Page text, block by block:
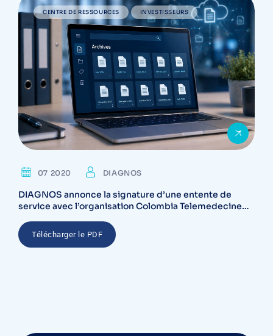
CENTRE DE RESSOURCES INVESTISSEURS
07 2020 DIAGNOS
DIAGNOS annonce la signature d’une entente de
service avec l’organisation Colombia Telemedecine
Télécharger le PDF